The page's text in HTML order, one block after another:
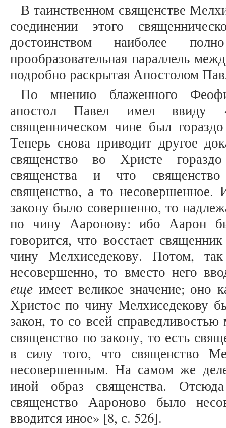
В таинственном священстве
соединении этого
достоинством наиболее
прообразовательная параллель
подробно раскрытая Апостолом
По мнению блаженного
апостол Павел имел
священническом чине был
Теперь снова приводит другое
священство во Христе гораздо
священства и что
священство, а то
закону было совершенно, то
по чину Ааронову: ибо Аарон
говорится, что восстает
чину Мелхиседекову. Потом,
несовершенно, то вместо него
еще имеет великое значение; оно
Христос по чину Мелхиседекову
закон, то со всей
священство по закону, то есть
в силу того, что священство
несовершенным. На самом же
иной образ священства.
священство Аароново было
вводится иное» [8, с. 526].